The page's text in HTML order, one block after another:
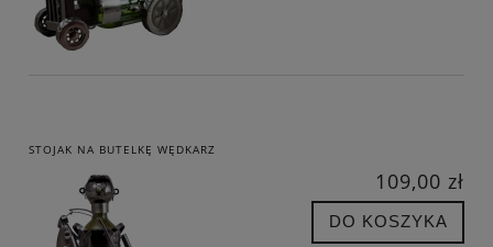
STOJAK NA BUTELKĘ WĘDKARZ
109,00 zł
DO KOSZYKA